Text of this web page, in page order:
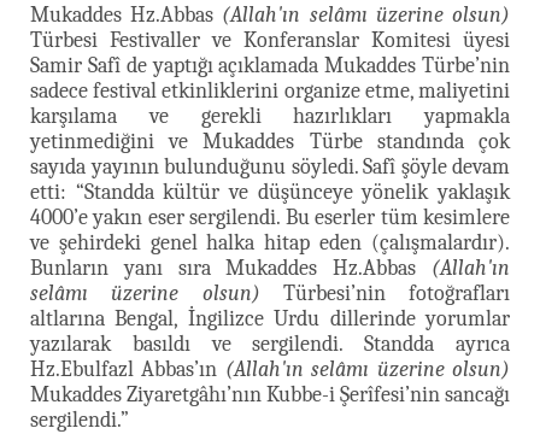
Mukaddes Hz.Abbas (Allah'ın selâmı üzerine olsun)
Türbesi Festivaller ve Konferanslar Komitesi üyesi
Samir Safî de yaptığı açıklamada Mukaddes Türbe’nin
sadece festival etkinliklerini organize etme, maliyetini
karşılama ve gerekli hazırlıkları yapmakla
yetinmediğini ve Mukaddes Türbe standında çok
sayıda yayının bulunduğunu söyledi. Safî şöyle devam
etti: “Standda kültür ve düşünceye yönelik yaklaşık
4000’e yakın eser sergilendi. Bu eserler tüm kesimlere
ve şehirdeki genel halka hitap eden (çalışmalardır).
Bunların yanı sıra Mukaddes Hz.Abbas (Allah'ın
selâmı üzerine olsun) Türbesi’nin fotoğrafları
altlarına Bengal, İngilizce Urdu dillerinde yorumlar
yazılarak basıldı ve sergilendi. Standda ayrıca
Hz.Ebulfazl Abbas’ın (Allah'ın selâmı üzerine olsun)
Mukaddes Ziyaretgâhı’nın Kubbe-i Şerîfesi’nin sancağı
sergilendi.”